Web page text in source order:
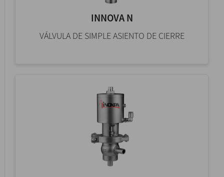
INNOVA N
VÁLVULA DE SIMPLE ASIENTO DE CIERRE